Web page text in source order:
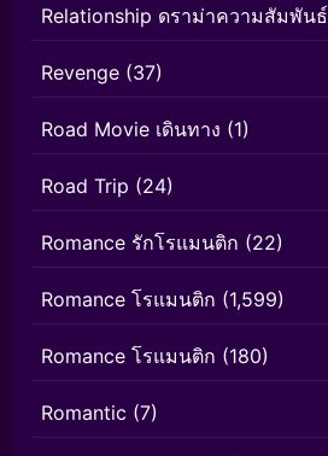
Relationship ดราม่าความสัมพันธ์
Revenge (37)
Road Movie เดินทาง (1)
Road Trip (24)
Romance รักโรแมนติก (22)
Romance โรแมนติก (1,599)
Romance โรแมนติก (180)
Romantic (7)